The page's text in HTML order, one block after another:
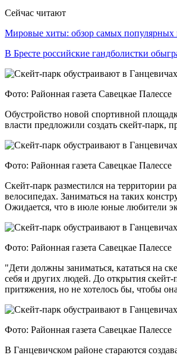
Сейчас читают
Мировые хиты: обзор самых популярных
В Бресте российские гандболистки
Фото: Районная газета Савецкае Палессе
Обустройство новой спортивной
власти предложили создать скейт-парк,
Фото: Районная газета Савецкае Палессе
Скейт-парк разместился на территории
велосипедах. Заниматься на таких
Ожидается, что в июле юные любители
Фото: Районная газета Савецкае Палессе
"Дети должны заниматься, кататься на
себя и других людей. До открытия
притяжения, но не хотелось бы, чтобы
Фото: Районная газета Савецкае Палессе
В Ганцевичском районе стараются